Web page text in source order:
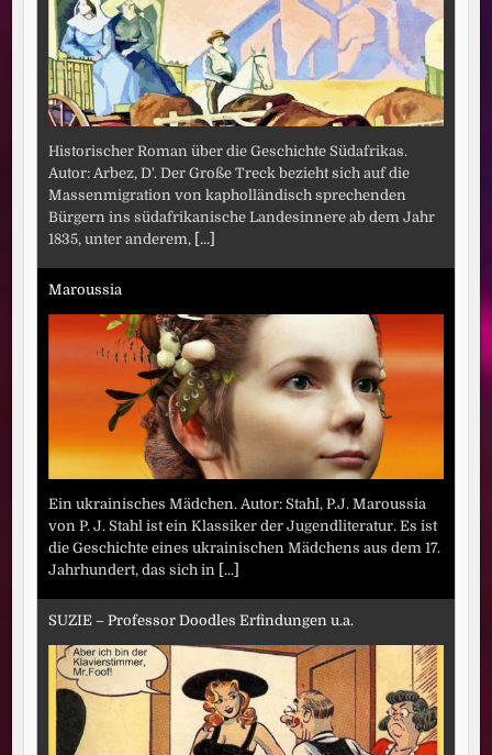
Historischer Roman über die Geschichte Südafrikas.
Autor: Arbez, D'. Der Große Treck bezieht sich auf die
Massenmigration von kapholländisch sprechenden
Bürgern ins südafrikanische Landesinnere ab dem Jahr
1835, unter anderem, [...]
Maroussia
Ein ukrainisches Mädchen. Autor: Stahl, P.J. Maroussia
von P. J. Stahl ist ein Klassiker der Jugendliteratur. Es ist
die Geschichte eines ukrainischen Mädchens aus dem 17.
Jahrhundert, das sich in [...]
SUZIE – Professor Doodles Erfindungen u.a.